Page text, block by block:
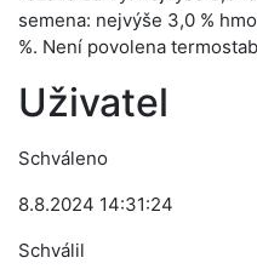
semena: nejvýše 3,0 %
%. Není povolena
Uživatel
Schváleno
8.8.2024 14:31:24
Schválil